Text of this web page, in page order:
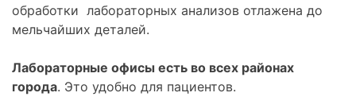
обработки лабораторных анализов отлажена до
мельчайших деталей.
Лабораторные офисы есть во всех районах
города. Это удобно для пациентов.